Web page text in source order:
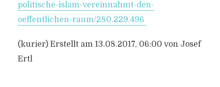
politische-islam-vereinnahmt-den-
oeffentlichen-raum/280.229.496
(kurier) Erstellt am 13.08.2017, 06:00 von Josef
Ertl